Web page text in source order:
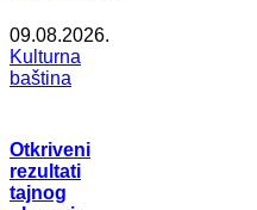
09.08.2026.
Kulturna
baština
Otkriveni
rezultati
tajnog